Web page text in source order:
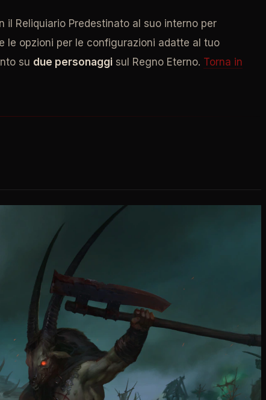
Reliquiario Predestinato al suo interno per
le opzioni per le configurazioni adatte al tuo
su due personaggi sul Regno Eterno. Torna in